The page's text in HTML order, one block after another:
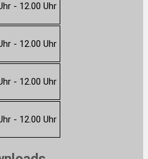
- 12.00 Uhr
- 12.00 Uhr
- 12.00 Uhr
- 12.00 Uhr